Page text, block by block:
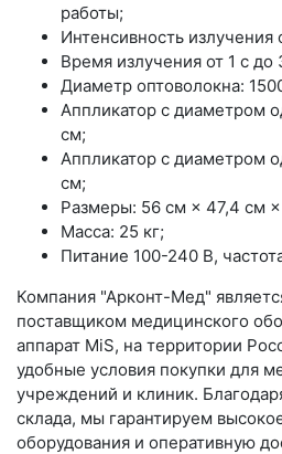
работы;
Интенсивность излучения
Время излучения от 1 с до
Диаметр оптоволокна:
Аппликатор с диаметром
см;
Аппликатор с диаметром
см;
Размеры: 56 см × 47,4 см
Масса: 25 кг;
Питание 100-240 В,
Компания "Арконт-Мед"
поставщиком медицинского
аппарат MiS, на территории
удобные условия покупки для
учреждений и клиник.
склада, мы гарантируем
оборудования и оперативную